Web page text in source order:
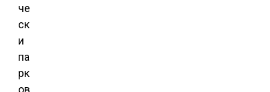
че
ск
и
па
рк
ов